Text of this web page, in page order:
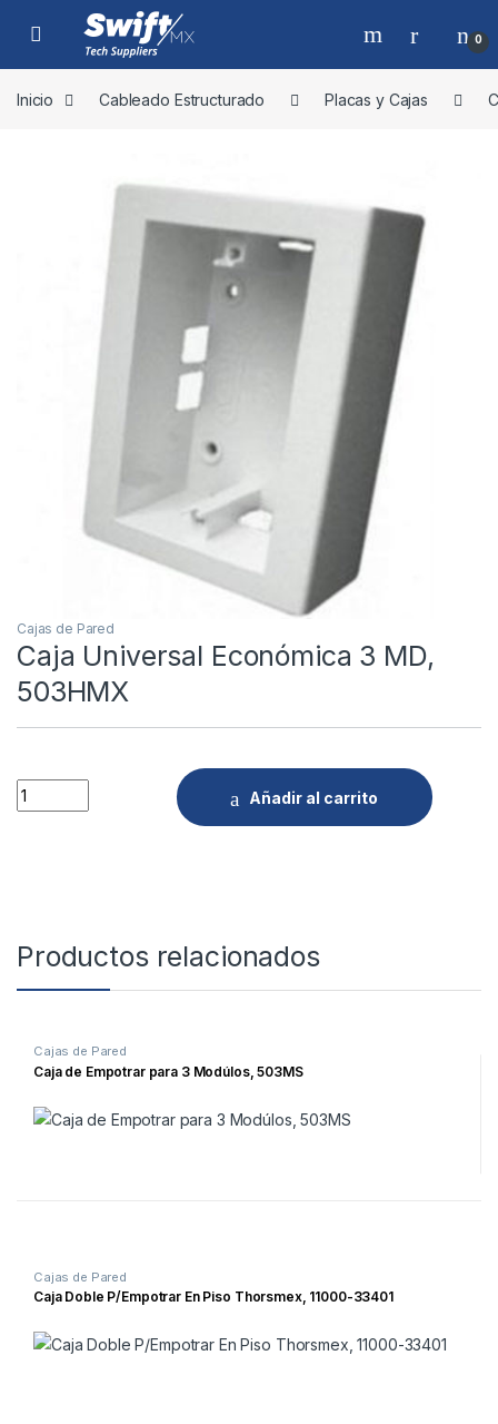
Skip to navigation
Skip to content
0
Inicio Cableado Estructurado Placas y Cajas
Cajas de Pared
Caja Universal Económica 3 MD,
503HMX
Quantity
Añadir al carrito
Productos relacionados
Cajas de Pared
Caja de Empotrar para 3 Modúlos, 503MS
Cajas de Pared
Caja Doble P/Empotrar En Piso Thorsmex, 11000-33401